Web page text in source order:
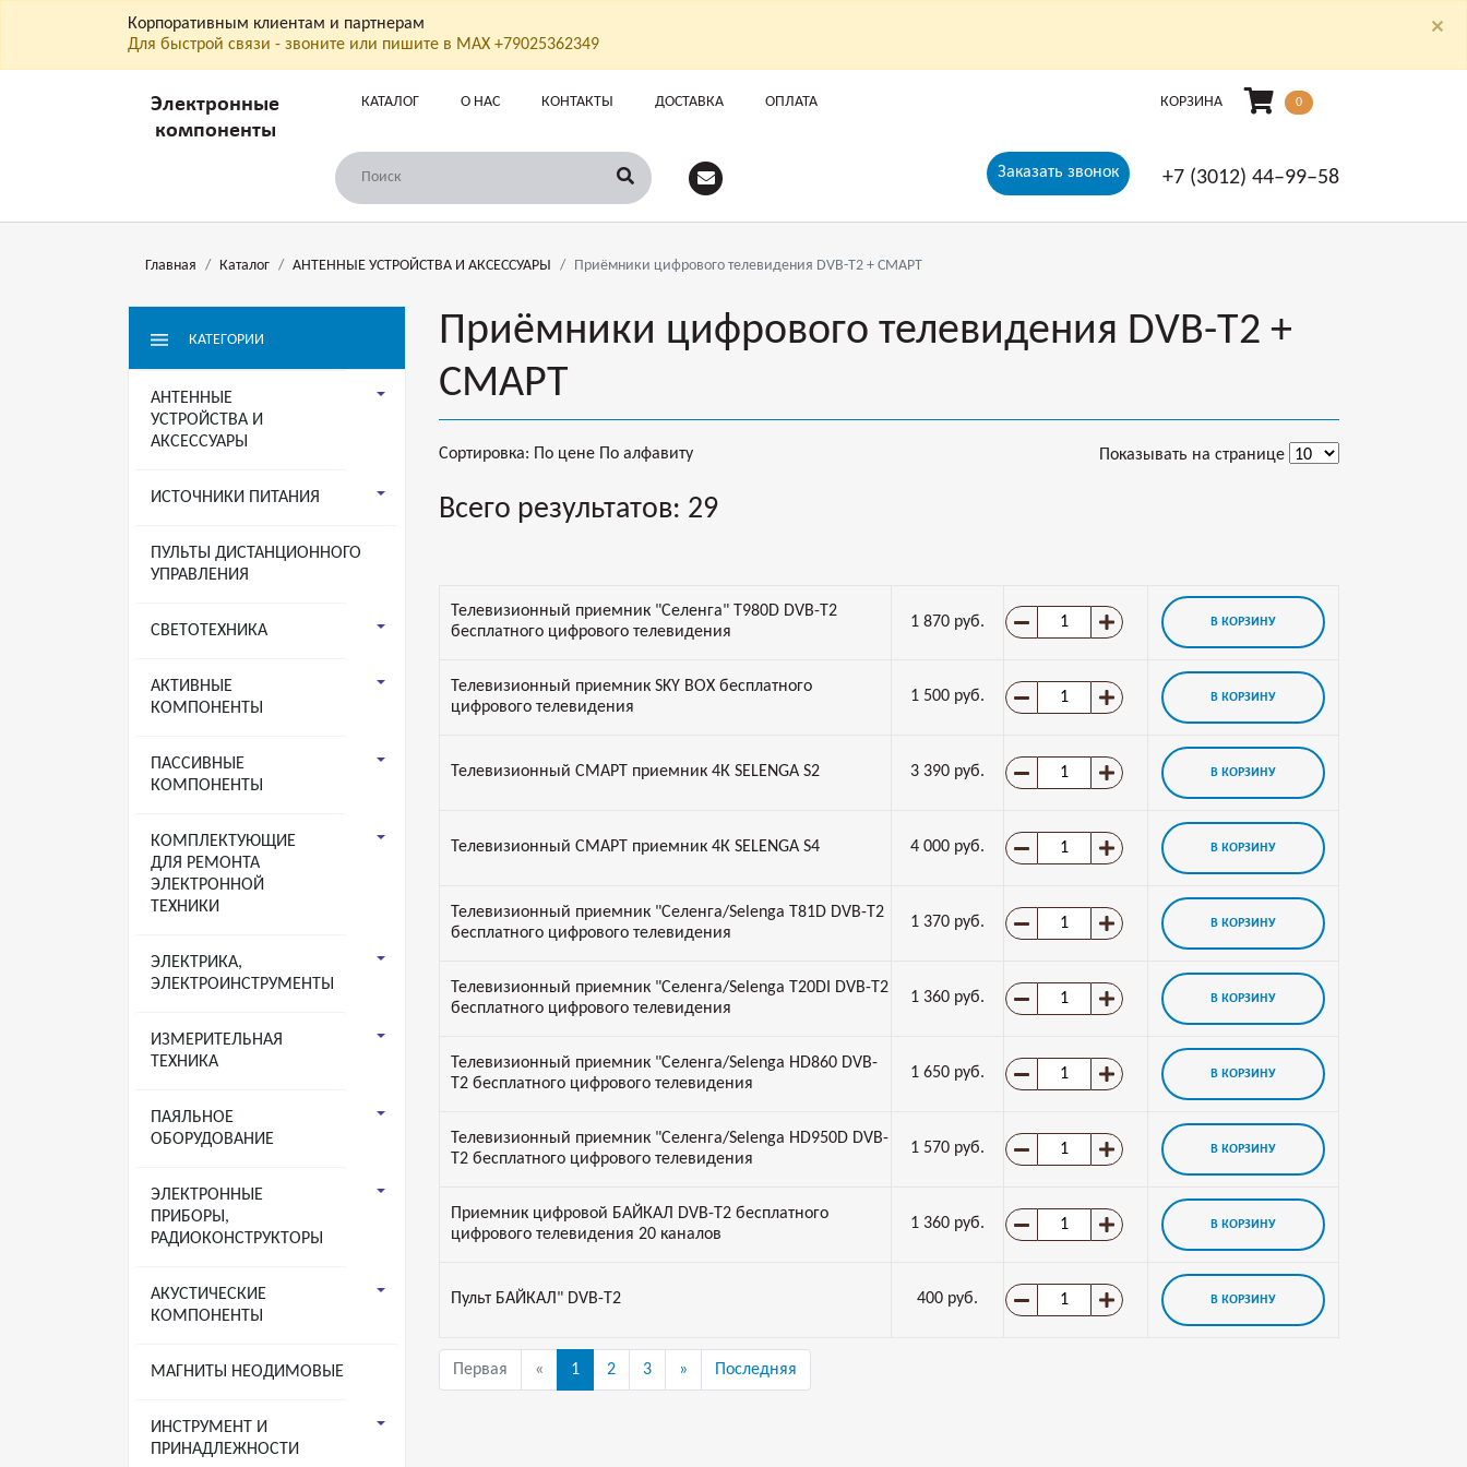
Корпоративным клиентам и партнерам
Для быстрой связи - звоните или пишите в МАХ +79025362349
×
Электронные
компоненты
КАТАЛОГ О НАС КОНТАКТЫ ДОСТАВКА ОПЛАТА КОРЗИНА 0
Заказать звонок +7 (3012) 44‒99‒58
Главная Каталог АНТЕННЫЕ УСТРОЙСТВА И АКСЕССУАРЫ Приёмники цифрового телевидения DVB-T2 + СМАРТ
КАТЕГОРИИ
АНТЕННЫЕ
УСТРОЙСТВА И
АКСЕССУАРЫ
ИСТОЧНИКИ ПИТАНИЯ
ПУЛЬТЫ ДИСТАНЦИОННОГО
УПРАВЛЕНИЯ
СВЕТОТЕХНИКА
АКТИВНЫЕ
КОМПОНЕНТЫ
ПАССИВНЫЕ
КОМПОНЕНТЫ
КОМПЛЕКТУЮЩИЕ
ДЛЯ РЕМОНТА
ЭЛЕКТРОННОЙ
ТЕХНИКИ
ЭЛЕКТРИКА,
ЭЛЕКТРОИНСТРУМЕНТЫ
ИЗМЕРИТЕЛЬНАЯ
ТЕХНИКА
ПАЯЛЬНОЕ
ОБОРУДОВАНИЕ
ЭЛЕКТРОННЫЕ
ПРИБОРЫ,
РАДИОКОНСТРУКТОРЫ
АКУСТИЧЕСКИЕ
КОМПОНЕНТЫ
МАГНИТЫ НЕОДИМОВЫЕ
ИНСТРУМЕНТ И
ПРИНАДЛЕЖНОСТИ
Приёмники цифрового телевидения DVB-T2 +
СМАРТ
Сортировка: По цене По алфавиту Показывать на странице
Всего результатов: 29
Телевизионный приемник "Селенга" T980D DVB-Т2
бесплатного цифрового телевидения
1 870 руб. В КОРЗИНУ
Телевизионный приемник SKY BOX бесплатного
цифрового телевидения
1 500 руб. В КОРЗИНУ
Телевизионный СМАРТ приемник 4К SELENGA S2 3 390 руб. В КОРЗИНУ
Телевизионный СМАРТ приемник 4К SELENGA S4 4 000 руб. В КОРЗИНУ
Телевизионный приемник "Селенга/Selenga T81D DVB-Т2
бесплатного цифрового телевидения
1 370 руб. В КОРЗИНУ
Телевизионный приемник "Селенга/Selenga T20DI DVB-Т2
бесплатного цифрового телевидения
1 360 руб. В КОРЗИНУ
Телевизионный приемник "Селенга/Selenga HD860 DVB-
Т2 бесплатного цифрового телевидения
1 650 руб. В КОРЗИНУ
Телевизионный приемник "Селенга/Selenga HD950D DVB-
Т2 бесплатного цифрового телевидения
1 570 руб. В КОРЗИНУ
Приемник цифровой БАЙКАЛ DVB-Т2 бесплатного
цифрового телевидения 20 каналов
1 360 руб. В КОРЗИНУ
Пульт БАЙКАЛ" DVB-Т2 400 руб. В КОРЗИНУ
Первая « 1 2 3 » Последняя